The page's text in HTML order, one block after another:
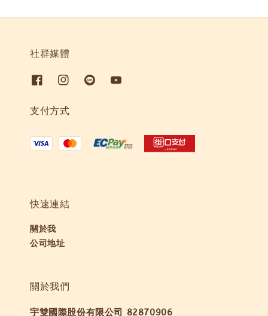
社群媒體
支付方式
快速連結
關於我
公司地址
關於我們
宇雙國際股份有限公司 82870906